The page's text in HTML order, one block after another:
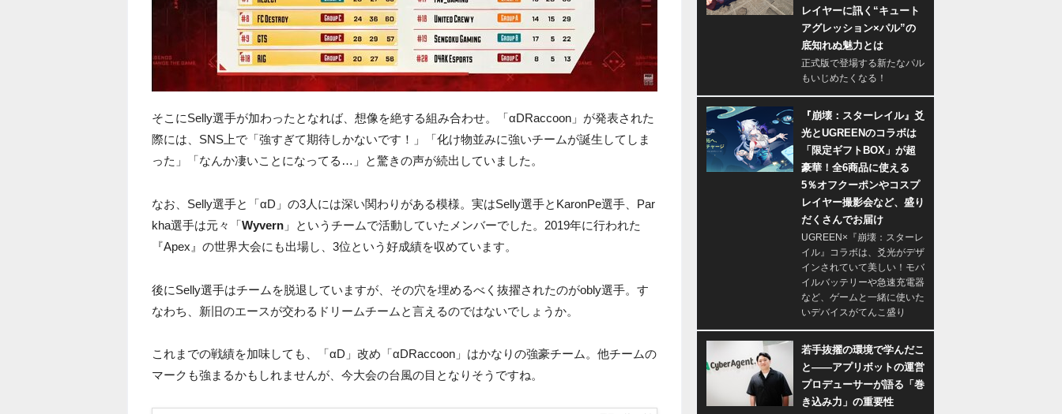
そこにSelly選手が加わったとなれば、想像を絶する組み合わせ。「αDRaccoon」が発表された
際には、SNS上で「強すぎて期待しかないです！」「化け物並みに強いチームが誕生してしま
った」「なんか凄いことになってる…」と驚きの声が続出していました。
なお、Selly選手と「αD」の3人には深い関わりがある模様。実はSelly選手とKaronPe選手、Par
kha選手は元々「Wyvern 」というチームで活動していたメンバーでした。2019年に行われた
『Apex』の世界大会にも出場し、3位という好成績を収めています。
後にSelly選手はチームを脱退していますが、その穴を埋めるべく抜擢されたのがobly選手。す
なわち、新旧のエースが交わるドリームチームと言えるのではないでしょうか。
これまでの戦績を加味しても、「αD」改め「αDRaccoon」はかなりの強豪チーム。他チームの
マークも強まるかもしれませんが、今大会の台風の目となりそうですね。
レイヤーに訊く“キュート
アグレッション×パル”の
底知れぬ魅力とは
正式版で登場する新たなパル
もいじめたくなる！
『崩壊：スターレイル』爻
光とUGREENのコラボは
「限定ギフトBOX」が超
豪華！全6商品に使える
5％オフクーポンやコスプ
レイヤー撮影会など、盛り
だくさんでお届け
UGREEN×『崩壊：スターレ
イル』コラボは、爻光がデザ
インされていて美しい！モバ
イルバッテリーや急速充電器
など、ゲームと一緒に使いた
いデバイスがてんこ盛り
若手抜擢の環境で学んだこ
と――アプリボットの運営
プロデューサーが語る「巻
き込み力」の重要性